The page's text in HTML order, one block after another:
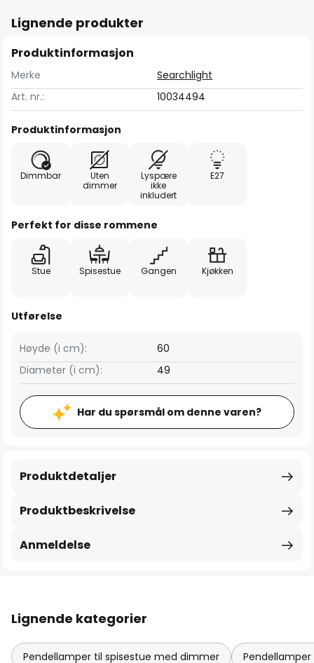
Lignende produkter
Produktinformasjon
Merke
Searchlight
Art. nr.:
10034494
Produktinformasjon
Dimmbar
Uten
dimmer
Lyspære
ikke
inkludert
E27
Perfekt for disse rommene
Stue Spisestue Gangen Kjøkken
Utførelse
Høyde (i cm):
60
Diameter (i cm):
49
Har du spørsmål om denne varen?
Produktbeskrivelse
Produktdetaljer
Anmeldelse
Lignende kategorier
Pendellamper til spisestue med dimmer Pendellamper